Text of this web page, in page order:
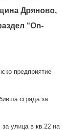
Дряново,
“On-
предприятие
сграда за
улица в кв.22 на